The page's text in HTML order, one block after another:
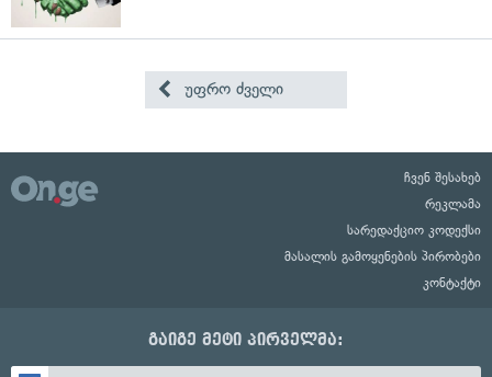
უფრო ძველი
ჩვენ შესახებ
რეკლამა
სარედაქციო კოდექსი
მასალის გამოყენების პირობები
კონტაქტი
გაიგე მეტი პირველმა: